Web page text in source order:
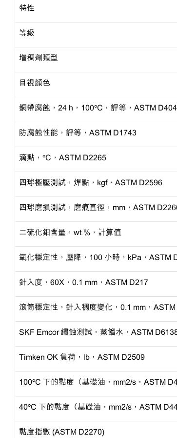
特性
等級
增稠劑類型
目視顏色
銅帶腐蝕， 24 h，100ºC，評等，ASTM
防腐蝕性能，評等， ASTM D1743
滴點， ºC，ASTM D2265
四球極壓測試，焊點， kgf，ASTM D2596
四球磨損測試，磨痕直徑， mm，ASTM
二硫化鉬含量， wt %，計算值
氧化穩定性，壓降， 100 小時，kPa，ASTM
針入度， 60X，0.1 mm，ASTM D217
滾筒穩定性，針入稠度變化， 0.1 mm，
SKF Emcor 鏽蝕測試，蒸餾水，ASTM
Timken OK 負荷，lb，ASTM D2509
100ºC 下的黏度（基礎油，mm2/s，ASTM
40ºC 下的黏度（基礎油，mm2/s，ASTM
黏度指數 (ASTM D2270)